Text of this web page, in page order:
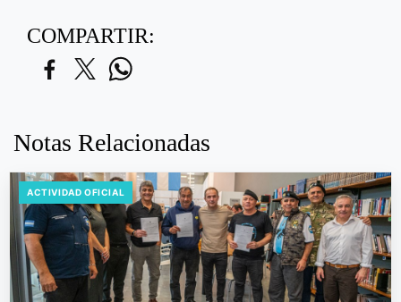
COMPARTIR:
Notas Relacionadas
ACTIVIDAD OFICIAL